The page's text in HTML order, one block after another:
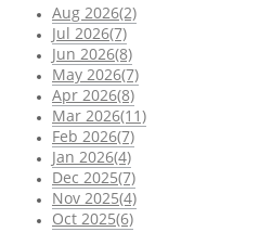
Aug 2026(2)
Jul 2026(7)
Jun 2026(8)
May 2026(7)
Apr 2026(8)
Mar 2026(11)
Feb 2026(7)
Jan 2026(4)
Dec 2025(7)
Nov 2025(4)
Oct 2025(6)